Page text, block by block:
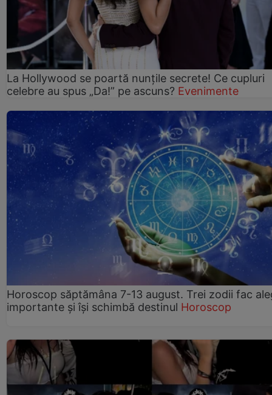
La Hollywood se poartă nunțile secrete! Ce cupluri
celebre au spus „Da!” pe ascuns? Evenimente
Horoscop săptămâna 7-13 august. Trei zodii fac
importante și își schimbă destinul Horoscop